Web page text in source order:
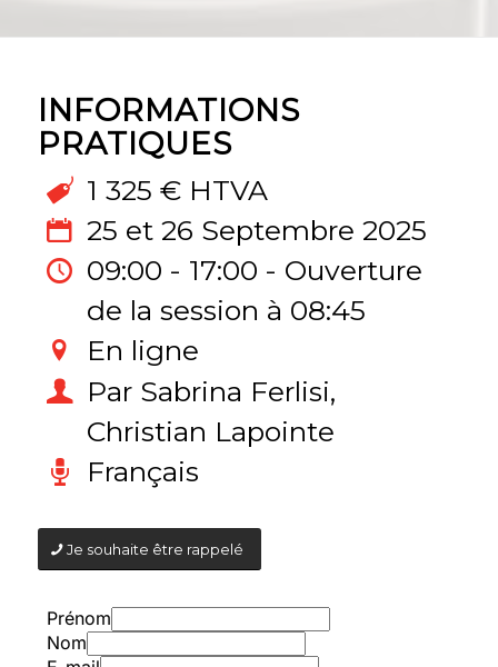
INFORMATIONS
PRATIQUES
1 325 € HTVA
25 et 26 Septembre 2025
09:00 - 17:00 - Ouverture
de la session à 08:45
En ligne
Par Sabrina Ferlisi,
Christian Lapointe
Français
Je souhaite être rappelé